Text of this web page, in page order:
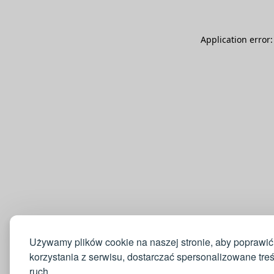
Używamy plików cookie na naszej stronie, aby
korzystania z serwisu, dostarczać spersonalizowane
Application